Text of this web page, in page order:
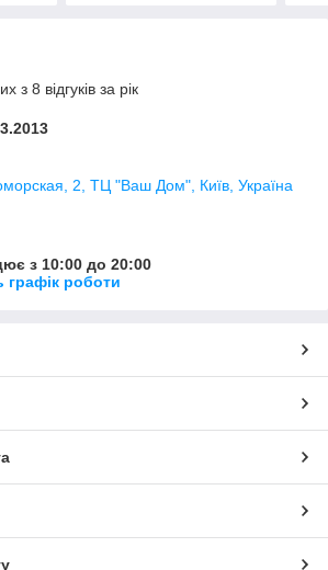
з 8 відгуків за рік
2, ТЦ "Ваш Дом", Київ, Україна
з 10:00 до 20:00
графік роботи